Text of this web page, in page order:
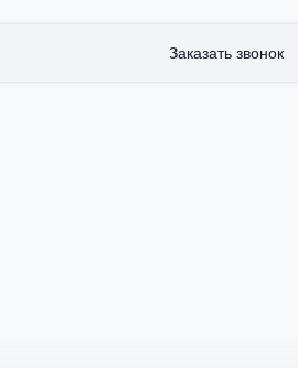
Заказать звонок